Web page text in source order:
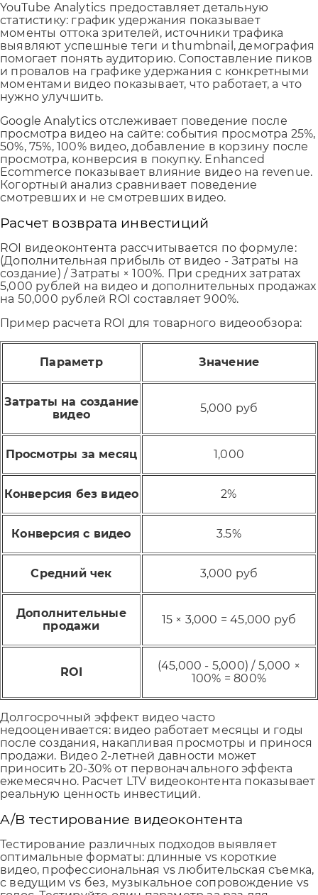
YouTube Analytics предоставляет детальную
статистику: график удержания показывает
моменты оттока зрителей, источники трафика
выявляют успешные теги и thumbnail, демография
помогает понять аудиторию. Сопоставление пиков
и провалов на графике удержания с конкретными
моментами видео показывает, что работает, а что
нужно улучшить.
Google Analytics отслеживает поведение после
просмотра видео на сайте: события просмотра 25%,
50%, 75%, 100% видео, добавление в корзину после
просмотра, конверсия в покупку. Enhanced
Ecommerce показывает влияние видео на revenue.
Когортный анализ сравнивает поведение
смотревших и не смотревших видео.
Расчет возврата инвестиций
ROI видеоконтента рассчитывается по формуле:
(Дополнительная прибыль от видео - Затраты на
создание) / Затраты × 100%. При средних затратах
5,000 рублей на видео и дополнительных продажах
на 50,000 рублей ROI составляет 900%.
Пример расчета ROI для товарного видеообзора:
Параметр Значение
Затраты на создание
видео
5,000 руб
Просмотры за месяц 1,000
Конверсия без видео 2%
Конверсия с видео 3.5%
Средний чек 3,000 руб
Дополнительные
продажи
15 × 3,000 = 45,000 руб
ROI
(45,000 - 5,000) / 5,000 ×
100% = 800%
Долгосрочный эффект видео часто
недооценивается: видео работает месяцы и годы
после создания, накапливая просмотры и принося
продажи. Видео 2-летней давности может
приносить 20-30% от первоначального эффекта
ежемесячно. Расчет LTV видеоконтента показывает
реальную ценность инвестиций.
A/B тестирование видеоконтента
Тестирование различных подходов выявляет
оптимальные форматы: длинные vs короткие
видео, профессиональная vs любительская съемка,
с ведущим vs без, музыкальное сопровождение vs